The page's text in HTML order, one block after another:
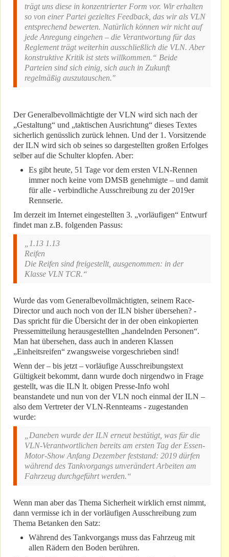
trägt uns diese in konzentrierter Form vor. Wir erhalten
so von einer Partei gezieltes Feedback, das wir als VLN
entsprechend bewerten. Natürlich können wir nicht auf
jede Anregung eingehen – die Verantwortung für das
Reglement trägt weiterhin ausschließlich die VLN. Aber
konstruktive Kritik ist stets willkommen.“ Beide
Parteien sind sich einig, sich auch in Zukunft
regelmäßig auszutauschen."
Der Generalbevollmächtigte der VLN wird sich nach der
„Gestaltung“ und „taktischen Ausrichtung“ dieses Textes
sicherlich genüsslich zurück lehnen. Und der 1. Vorsitzende
der ILN wird sich ob seines so dargestellten großen Erfolges
selber auf die Schulter klopfen. Aber:
Es gibt heute, 51 Tage vor dem ersten VLN-Rennen
immer noch keine vom DMSB genehmigte – und damit
für alle - verbindliche Ausschreibung zu der 2019er
Rennserie.
Im derzeit im Internet eingestellten 3. „vorläufigen“ Entwurf
findet man z.B. folgenden Passus:
„1.13 1.13
Reifen
Die Reifen sind freigestellt, ausgenommen: in der
Klasse VLN TCR.“
Wurde das vom Generalbevollmächtigten, seinem Race-
Director und auch noch von der ILN bisher übersehen? -
Das spricht für die Übersicht der in der oben einkopierten
Pressemitteilung herausgestellten „handelnden Personen“.
Man hat übersehen, dass auch in anderen Klassen
„Einheitsreifen“ zwangsweise vorgeschrieben sind!
Wenn der – bis jetzt – vorläufige Ausschreibungstext
Gültigkeit bekommt, dann wurde doch nirgendwo in Frage
gestellt, was die ILN lt. obigen Presse-Info wohl
beanstandete und nun von der VLN noch einmal der ILN –
also dem Vertreter der VLN-Rennteams - zugestanden
wurde:
„Daneben wurde der ILN erneut bestätigt, was für die
VLN-Verantwortlichen bereits am ersten Tag der Essen-
Motor-Show Anfang Dezember feststand: 2019 dürfen
während des Tankvorgangs unverändert Arbeiten am
Fahrzeug durchgeführt werden.“
Wenn man aber das Thema Sicherheit wirklich ernst nimmt,
dann vermisse ich in der vorläufigen Ausschreibung zum
Thema Betanken den Satz:
Während des Tankvorgangs muss das Fahrzeug mit
allen Rädern den Boden berühren.